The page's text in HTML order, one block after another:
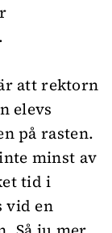
att rektorn
elevs
på rasten.
minst av
tid i
vid en